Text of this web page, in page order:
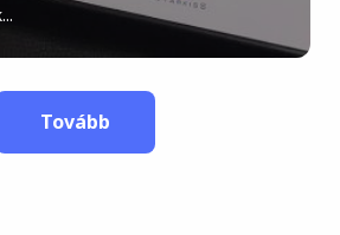
Tovább